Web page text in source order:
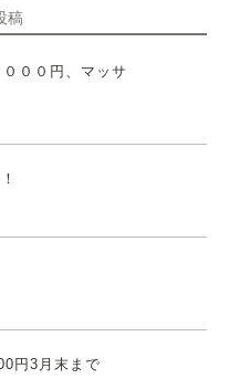
稿
００円、マッサ
円3月末まで